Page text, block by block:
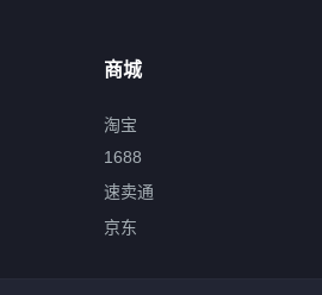
商城
淘宝
1688
速卖通
京东